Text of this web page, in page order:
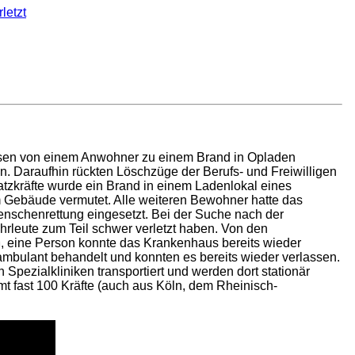
von einem Anwohner zu einem Brand in Opladen
Daraufhin rückten Löschzüge der Berufs- und Freiwilligen
wurde ein Brand in einem Ladenlokal eines
vermutet. Alle weiteren Bewohner hatte das
eingesetzt. Bei der Suche nach der
zum Teil schwer verletzt haben. Von den
Person konnte das Krankenhaus bereits wieder
behandelt und konnten es bereits wieder verlassen.
transportiert und werden dort stationär
fast 100 Kräfte (auch aus Köln, dem Rheinisch-